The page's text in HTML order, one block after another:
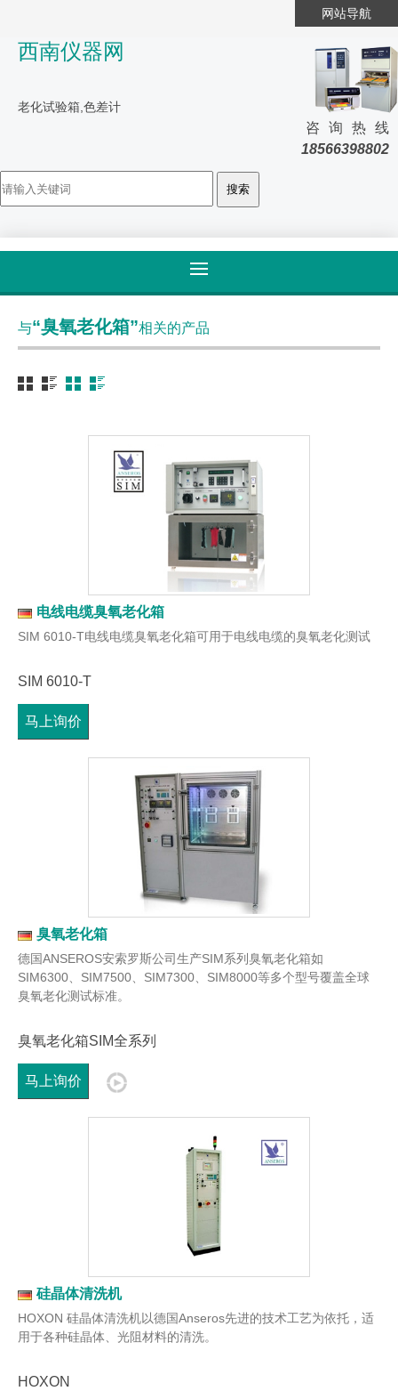
网站导航
西南仪器网
老化试验箱,色差计
咨询热线
18566398802
与“臭氧老化箱”相关的产品
电线电缆臭氧老化箱
SIM 6010-T电线电缆臭氧老化箱可用于电线电缆的臭氧老化测试
SIM 6010-T
马上询价
臭氧老化箱
德国ANSEROS安索罗斯公司生产SIM系列臭氧老化箱如
SIM6300、SIM7500、SIM7300、SIM8000等多个型号覆盖全球
臭氧老化测试标准。
臭氧老化箱SIM全系列
马上询价
硅晶体清洗机
HOXON 硅晶体清洗机以德国Anseros先进的技术工艺为依托，适
用于各种硅晶体、光阻材料的清洗。
HOXON